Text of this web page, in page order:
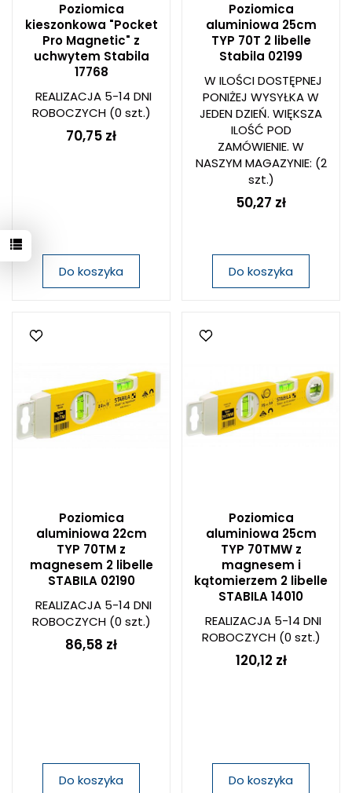
Poziomica
kieszonkowa "Pocket
Pro Magnetic" z
uchwytem Stabila
17768
REALIZACJA 5-14 DNI
ROBOCZYCH(0 szt.)
70,75 zł
Do koszyka
Poziomica
aluminiowa 25cm
TYP 70T 2 libelle
Stabila 02199
W ILOŚCI DOSTĘPNEJ
PONIŻEJ WYSYŁKA W
JEDEN DZIEŃ. WIĘKSZA
ILOŚĆ POD
ZAMÓWIENIE. W
NASZYM MAGAZYNIE: (2
szt.)
50,27 zł
Do koszyka
Poziomica
aluminiowa 22cm
TYP 70TM z
magnesem 2 libelle
STABILA 02190
REALIZACJA 5-14 DNI
ROBOCZYCH(0 szt.)
86,58 zł
Do koszyka
Poziomica
aluminiowa 25cm
TYP 70TMW z
magnesem i
kątomierzem 2 libelle
STABILA 14010
REALIZACJA 5-14 DNI
ROBOCZYCH(0 szt.)
120,12 zł
Do koszyka